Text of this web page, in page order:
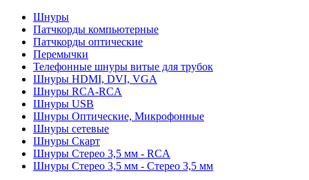
Шнуры
Патчкорды компьютерные
Патчкорды оптические
Перемычки
Телефонные шнуры витые для трубок
Шнуры HDMI, DVI, VGA
Шнуры RCA-RCA
Шнуры USB
Шнуры Оптические, Микрофонные
Шнуры сетевые
Шнуры Скарт
Шнуры Стерео 3,5 мм - RCA
Шнуры Стерео 3,5 мм - Стерео 3,5 мм